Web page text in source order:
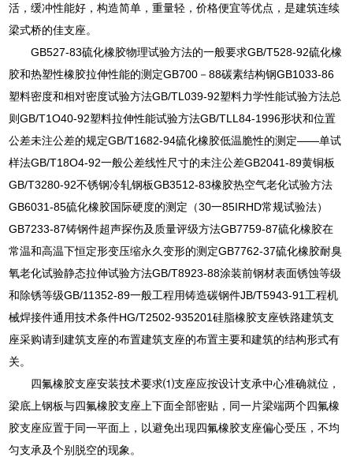
活，缓冲性能好，构造简单，重量轻，价格便宜等优点，是建筑连续
梁式桥的佳支座。
GB527-83硫化橡胶物理试验方法的一般要求GB/T528-92硫化橡
胶和热塑性橡胶拉伸性能的测定GB700－88碳素结构钢GB1033-86
塑料密度和相对密度试验方法GB/TL039-92塑料力学性能试验方法总
则GB/T1O40-92塑料拉伸性能试验方法GB/TLL84-1996形状和位置
公差未注公差的规定GB/T1682-94硫化橡胶低温脆性的测定——单试
样法GB/T18O4-92一般公差线性尺寸的未注公差GB2041-89黄铜板
GB/T3280-92不锈钢冷轧钢板GB3512-83橡胶热空气老化试验方法
GB6031-85硫化橡胶国际硬度的测定（30一85IRHD常规试验法）
GB7233-87铸钢件超声探伤及质量评级方法GB7759-87硫化橡胶在
常温和高温下恒定形变压缩永久变形的测定GB7762-37硫化橡胶耐臭
氧老化试验静态拉伸试验方法GB/T8923-88涂装前钢材表面锈蚀等级
和除锈等级GB/11352-89一般工程用铸造碳钢件JB/T5943-91工程机
械焊接件通用技术条件HG/T2502-935201硅脂橡胶支座铁路建筑支
座采购请到建筑支座的布置建筑支座的布置主要和建筑的结构形式有
关。
四氟橡胶支座安装技术要求⑴支座应按设计支承中心准确就位，
梁底上钢板与四氟橡胶支座上下面全部密贴，同一片梁端两个四氟橡
胶支座应置于同一平面上，以避免出现四氟橡胶支座偏心受压，不均
匀支承及个别脱空的现象。